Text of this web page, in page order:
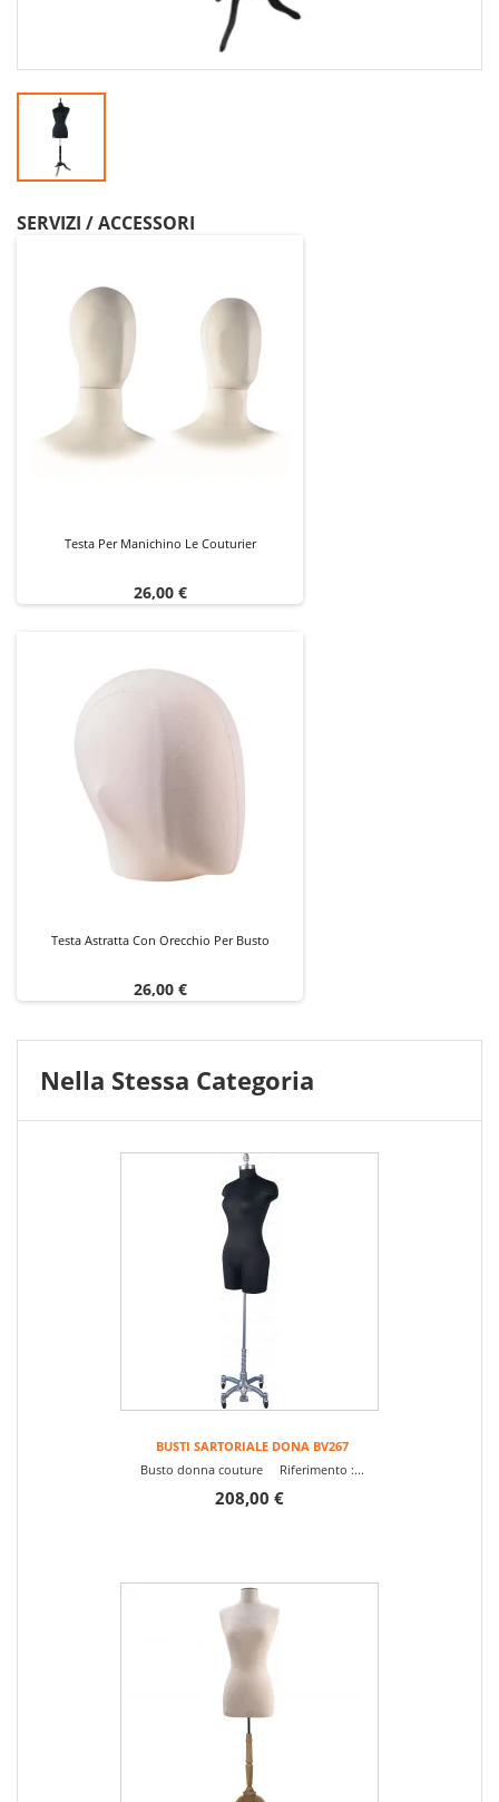
SERVIZI / ACCESSORI
Testa Per Manichino Le Couturier
Prezzo
26,00 €
Testa Astratta Con Orecchio Per Busto
Prezzo
26,00 €
Nella Stessa Categoria
BUSTI SARTORIALE DONA BV267
Busto donna couture Riferimento :...
208,00 €